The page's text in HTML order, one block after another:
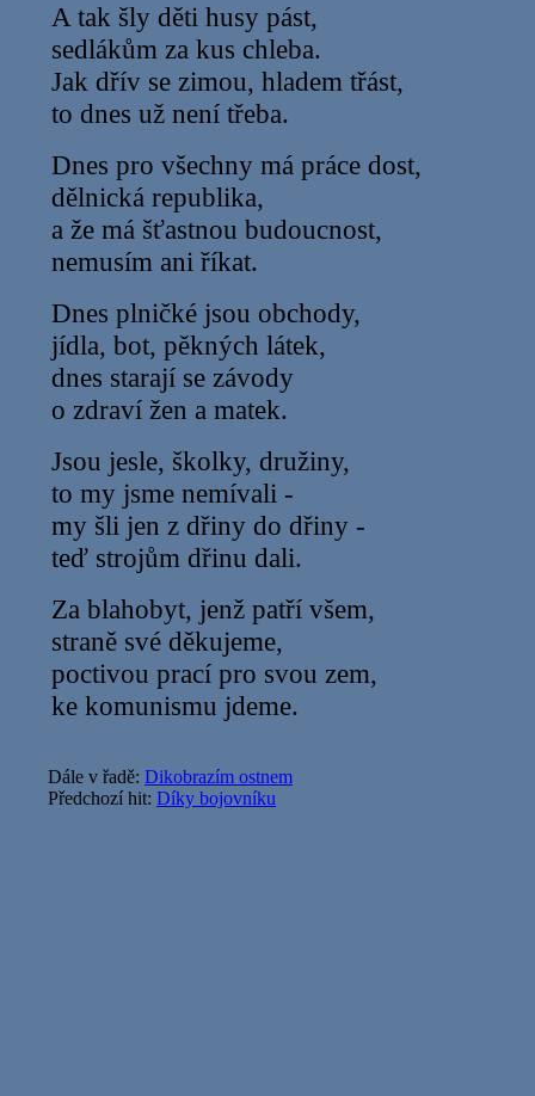
A tak šly děti husy pást,
sedlákům za kus chleba.
Jak dřív se zimou, hladem třást,
to dnes už není třeba.
Dnes pro všechny má práce dost,
dělnická republika,
a že má šťastnou budoucnost,
nemusím ani říkat.
Dnes plničké jsou obchody,
jídla, bot, pěkných látek,
dnes starají se závody
o zdraví žen a matek.
Jsou jesle, školky, družiny,
to my jsme nemívali -
my šli jen z dřiny do dřiny -
teď strojům dřinu dali.
Za blahobyt, jenž patří všem,
straně své děkujeme,
poctivou prací pro svou zem,
ke komunismu jdeme.
Dále v řadě: Dikobrazím ostnem
Předchozí hit: Díky bojovníku